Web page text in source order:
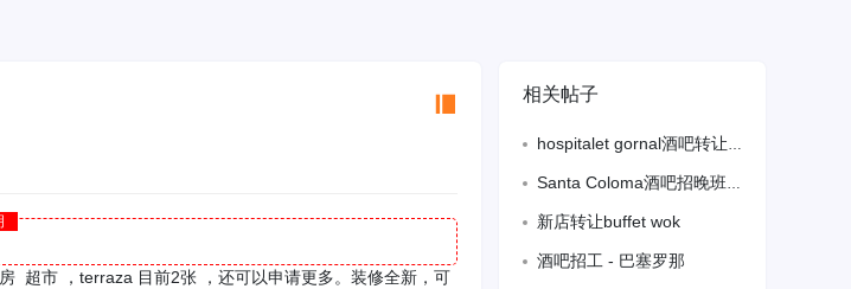
超市 ，terraza 目前2张 ，还可以申请更多。装修全新，可
相关帖子
hospitalet gornal酒吧转让，老虎机明年二月到期，六张terraza，
Santa Coloma酒吧招晚班半天工 需要熟练电话：657653379
新店转让buffet wok
酒吧招工 - 巴塞罗那